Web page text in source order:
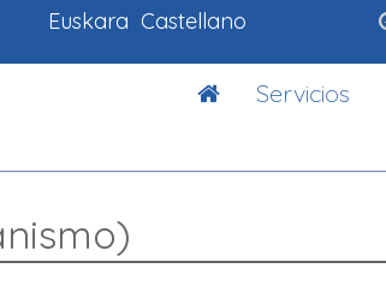
Euskara Castellano
Servicios